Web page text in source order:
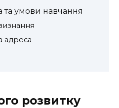
та умови навчання
адреса
розвитку